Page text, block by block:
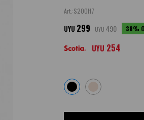
S20OH7
UYU 299 UYU490 38
UYU 254